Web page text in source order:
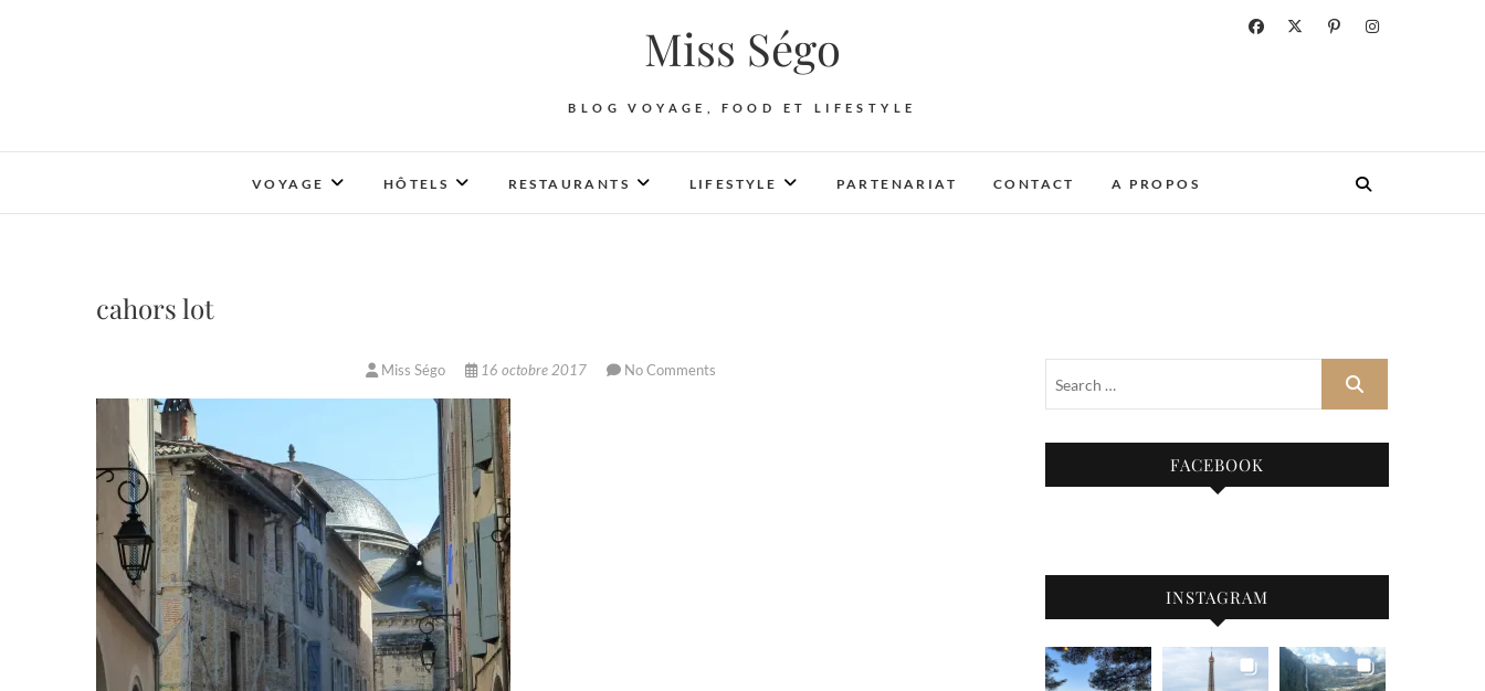
Miss Ségo
BLOG VOYAGE, FOOD ET LIFESTYLE
VOYAGE HÔTELS RESTAURANTS LIFESTYLE PARTENARIAT CONTACT A PROPOS
cahors lot
Miss Ségo 16 octobre 2017 No Comments
FACEBOOK
INSTAGRAM